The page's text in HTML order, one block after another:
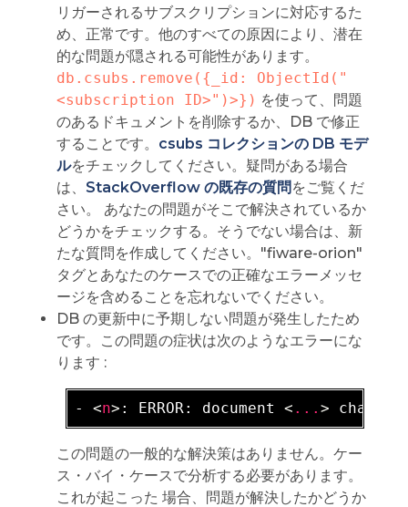
リガーされるサブスクリプションに対応するた
め、正常です。他のすべての原因により、潜在
的な問題が隠される可能性があります。
db.csubs.remove({_id: ObjectId("
<subscription ID>")>}) を使って、問題
のあるドキュメントを削除するか、DB で修正
することです。 csubs コレクションの DB モデ
ルをチェックしてください。疑問がある場合
は、 StackOverflow の既存の質問 をご覧くだ
さい。 あなたの問題がそこで解決されているか
どうかをチェックする。そうでない場合は、新
たな質問を作成してください。"fiware-orion"
タグとあなたのケースでの正確なエラーメッセ
ージを含めることを忘れないでください。
DB の更新中に予期しない問題が発生したため
です。この問題の症状は次のようなエラーにな
ります :
- <n> : ERROR: document < ...>
この問題の一般的な解決策はありません。ケー
ス・バイ・ケースで分析する必要があります。
これが起こった 場合、問題が解決したかどうか